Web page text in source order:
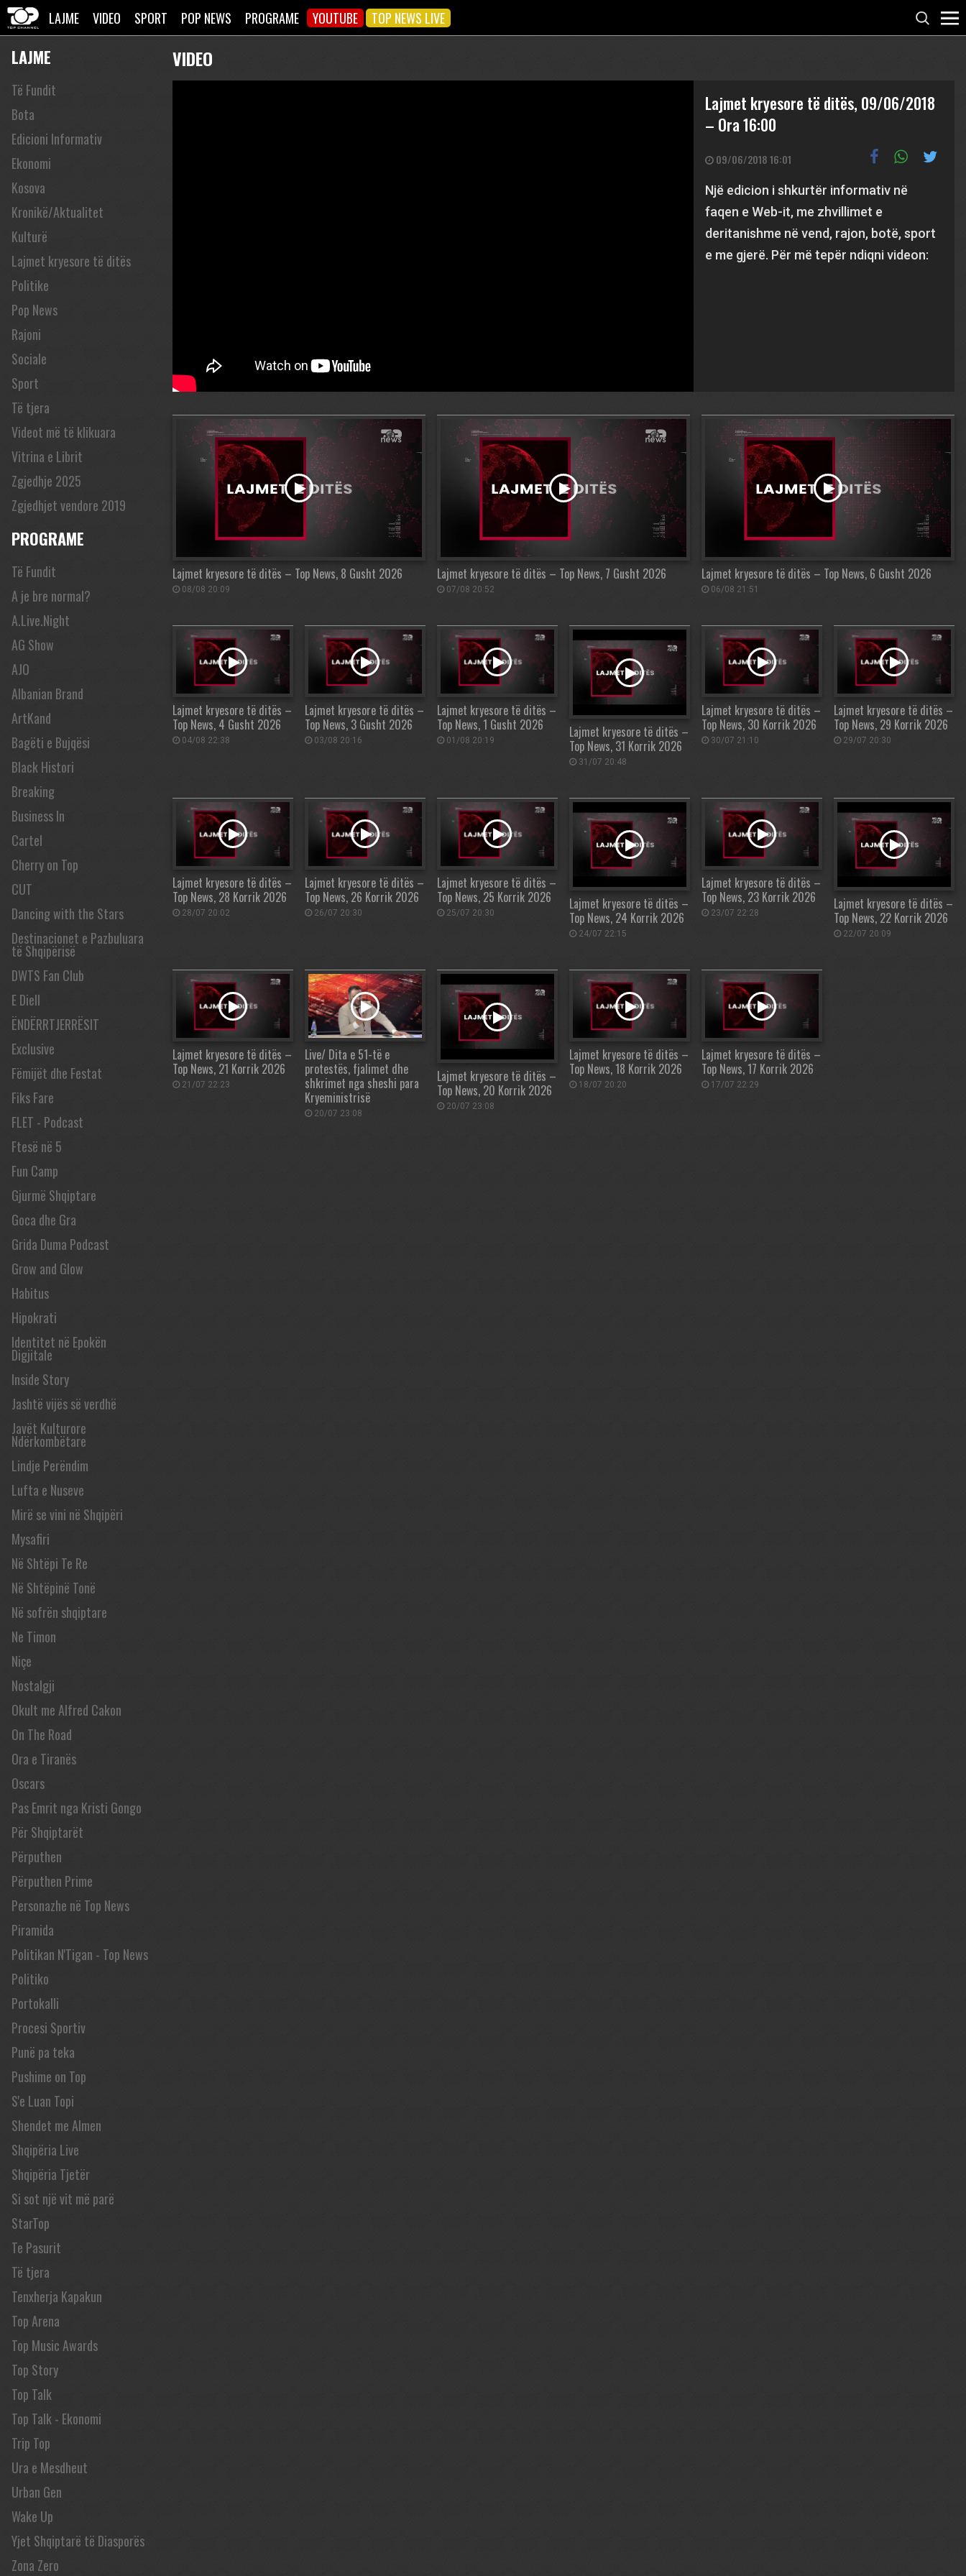
LAJME VIDEO SPORT POP NEWS PROGRAME YOUTUBE TOP NEWS LIVE
LAJME
Të Fundit
Bota
Edicioni Informativ
Ekonomi
Kosova
Kronikë/Aktualitet
Kulturë
Lajmet kryesore të ditës
Politike
Pop News
Rajoni
Sociale
Sport
Të tjera
Videot më të klikuara
Vitrina e Librit
Zgjedhje 2025
Zgjedhjet vendore 2019
PROGRAME
Të Fundit
A je bre normal?
A.Live.Night
AG Show
AJO
Albanian Brand
ArtKand
Bagëti e Bujqësi
Black Histori
Breaking
Business In
Cartel
Cherry on Top
CUT
Dancing with the Stars
Destinacionet e Pazbuluara
të Shqipërisë
DWTS Fan Club
E Diell
ËNDËRRTJERRËSIT
Exclusive
Fëmijët dhe Festat
Fiks Fare
FLET - Podcast
Ftesë në 5
Fun Camp
Gjurmë Shqiptare
Goca dhe Gra
Grida Duma Podcast
Grow and Glow
Habitus
Hipokrati
Identitet në Epokën
Digjitale
Inside Story
Jashtë vijës së verdhë
Javët Kulturore
Ndërkombëtare
Lindje Perëndim
Lufta e Nuseve
Mirë se vini në Shqipëri
Mysafiri
Në Shtëpi Te Re
Në Shtëpinë Tonë
Në sofrën shqiptare
Ne Timon
Niçe
Nostalgji
Okult me Alfred Cakon
On The Road
Ora e Tiranës
Oscars
Pas Emrit nga Kristi Gongo
Për Shqiptarët
Përputhen
Përputhen Prime
Personazhe në Top News
Piramida
Politikan N'Tigan - Top News
Politiko
Portokalli
Procesi Sportiv
Punë pa teka
Pushime on Top
S'e Luan Topi
Shendet me Almen
Shqipëria Live
Shqipëria Tjetër
Si sot një vit më parë
StarTop
Te Pasurit
Të tjera
Tenxherja Kapakun
Top Arena
Top Music Awards
Top Story
Top Talk
Top Talk - Ekonomi
Trip Top
Ura e Mesdheut
Urban Gen
Wake Up
Yjet Shqiptarë të Diasporës
Zona Zero
VIDEO
Lajmet kryesore të ditës, 09/06/2018
– Ora 16:00
09/06/2018 16:01
Një edicion i shkurtër informativ në
faqen e Web-it, me zhvillimet e
deritanishme në vend, rajon, botë, sport
e me gjerë. Për më tepër ndiqni videon:
Lajmet kryesore të ditës – Top News, 8 Gusht 2026
08/08 20:09
Lajmet kryesore të ditës – Top News, 7 Gusht 2026
07/08 20:52
Lajmet kryesore të ditës – Top News, 6 Gusht 2026
06/08 21:51
Lajmet kryesore të ditës –
Top News, 4 Gusht 2026
04/08 22:38
Lajmet kryesore të ditës –
Top News, 3 Gusht 2026
03/08 20:16
Lajmet kryesore të ditës –
Top News, 1 Gusht 2026
01/08 20:19
Lajmet kryesore të ditës –
Top News, 31 Korrik 2026
31/07 20:48
Lajmet kryesore të ditës –
Top News, 30 Korrik 2026
30/07 21:10
Lajmet kryesore të ditës –
Top News, 29 Korrik 2026
29/07 20:30
Lajmet kryesore të ditës –
Top News, 28 Korrik 2026
28/07 20:02
Lajmet kryesore të ditës –
Top News, 26 Korrik 2026
26/07 20:30
Lajmet kryesore të ditës –
Top News, 25 Korrik 2026
25/07 20:30
Lajmet kryesore të ditës –
Top News, 24 Korrik 2026
24/07 22:15
Lajmet kryesore të ditës –
Top News, 23 Korrik 2026
23/07 22:28
Lajmet kryesore të ditës –
Top News, 22 Korrik 2026
22/07 20:09
Lajmet kryesore të ditës –
Top News, 21 Korrik 2026
21/07 22:23
Live/ Dita e 51-të e
protestës, fjalimet dhe
shkrimet nga sheshi para
Kryeministrisë
20/07 23:08
Lajmet kryesore të ditës –
Top News, 20 Korrik 2026
20/07 23:08
Lajmet kryesore të ditës –
Top News, 18 Korrik 2026
18/07 20:20
Lajmet kryesore të ditës –
Top News, 17 Korrik 2026
17/07 22:29